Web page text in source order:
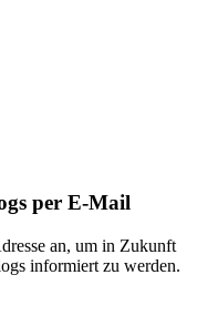
per E-Mail
an, um in Zukunft
informiert zu werden.